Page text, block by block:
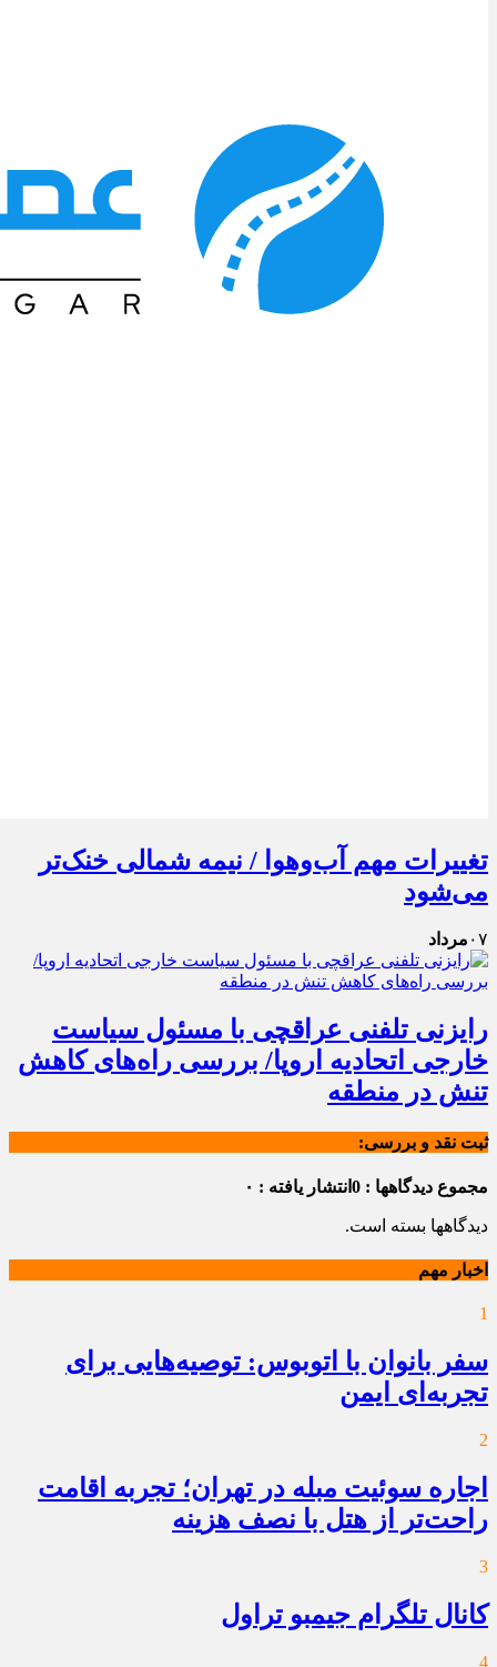
تغییرات مهم آب‌وهوا / نیمه شمالی خنک‌تر
می‌شود
۰۷ مرداد
رایزنی تلفنی عراقچی با مسئول سیاست
خارجی اتحادیه اروپا/ بررسی راه‌های کاهش
تنش در منطقه
ثبت نقد و بررسی:
مجموع دیدگاهها : 0 انتشار یافته : ۰
دیدگاهها بسته است.
اخبار مهم
1
سفر بانوان با اتوبوس: توصیه‌هایی برای
تجربه‌ای ایمن
2
اجاره سوئیت مبله در تهران؛ تجربه اقامت
راحت‌تر از هتل با نصف هزینه
3
کانال تلگرام جیمبو تراول
4